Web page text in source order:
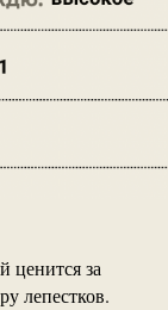
ценится за
лепестков.